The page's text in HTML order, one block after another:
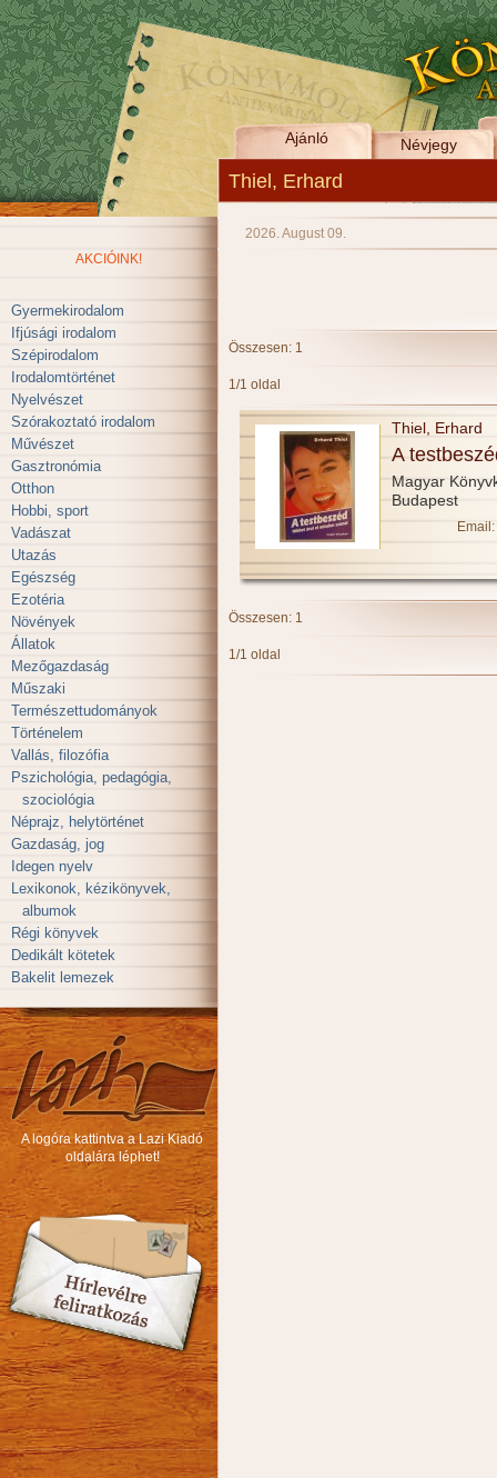
Ajánló Névjegy
Thiel, Erhard
AKCIÓINK!
Gyermekirodalom
Ifjúsági irodalom
Szépirodalom
Irodalomtörténet
Nyelvészet
Szórakoztató irodalom
Művészet
Gasztronómia
Otthon
Hobbi, sport
Vadászat
Utazás
Egészség
Ezotéria
Növények
Állatok
Mezőgazdaság
Műszaki
Természettudományok
Történelem
Vallás, filozófia
Pszichológia, pedagógia,
szociológia
Néprajz, helytörténet
Gazdaság, jog
Idegen nyelv
Lexikonok, kézikönyvek,
albumok
Régi könyvek
Dedikált kötetek
Bakelit lemezek
A logóra kattintva a Lazi Kiadó
oldalára léphet!
2026. August 09.
Összesen: 1
1/1 oldal
Thiel, Erhard
A
Magyar
Budapest
Email:
Összesen: 1
1/1 oldal